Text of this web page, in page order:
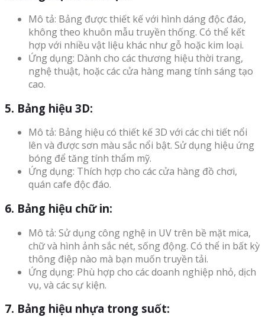
Mô tả: Bảng được thiết kế với hình dáng độc đáo,
không theo khuôn mẫu truyền thống. Có thể kết
hợp với nhiều vật liệu khác như gỗ hoặc kim loại.
Ứng dụng: Dành cho các thương hiệu thời trang,
nghệ thuật, hoặc các cửa hàng mang tính sáng tạo
cao.
5. Bảng hiệu 3D:
Mô tả: Bảng hiệu có thiết kế 3D với các chi tiết nổi
lên và được sơn màu sắc nổi bật. Sử dụng hiệu ứng
bóng để tăng tính thẩm mỹ.
Ứng dụng: Thích hợp cho các cửa hàng đồ chơi,
quán cafe độc đáo.
6. Bảng hiệu chữ in:
Mô tả: Sử dụng công nghệ in UV trên bề mặt mica,
chữ và hình ảnh sắc nét, sống động. Có thể in bất kỳ
thông điệp nào mà bạn muốn truyền tải.
Ứng dụng: Phù hợp cho các doanh nghiệp nhỏ, dịch
vụ, và các sự kiện.
7. Bảng hiệu nhựa trong suốt: